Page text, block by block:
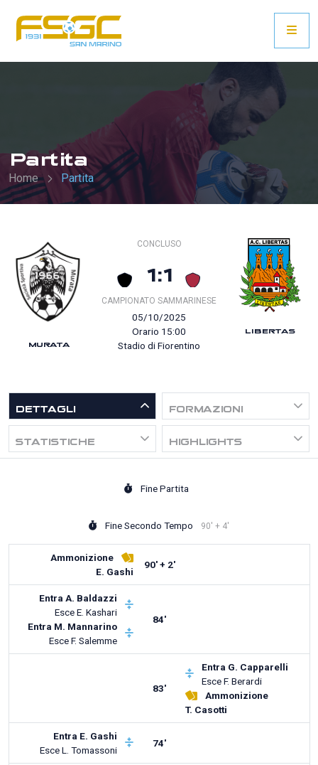
Partita
Home Partita
CONCLUSO
1:1
CAMPIONATO SAMMARINESE
05/10/2025
Orario 15:00
Stadio di Fiorentino
DETTAGLI FORMAZIONI
STATISTICHE HIGHLIGHTS
Fine Partita
Fine Secondo Tempo 90' + 4'
Ammonizione
E. Gashi
90' + 2'
Entra A. Baldazzi
EsceE. Kashari
Entra M. Mannarino
EsceF. Salemme
84'
83'
Entra G. Capparelli
EsceF. Berardi
Ammonizione
T. Casotti
Entra E. Gashi
EsceL. Tomassoni
74'